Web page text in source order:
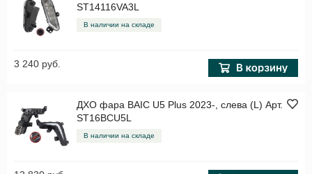
ST14116VA3L
В наличии на складе
3 240 руб.
ДХО фара BAIC U5 Plus 2023-, слева (L) Арт.
ST16BCU5L
В наличии на складе